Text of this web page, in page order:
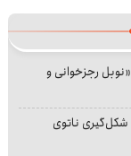
رجزخوانی و
شکل‌گیری ناتوی